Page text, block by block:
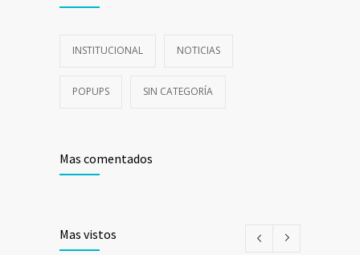
INSTITUCIONAL NOTICIAS
POPUPS SIN CATEGORÍA
Mas comentados
Mas vistos